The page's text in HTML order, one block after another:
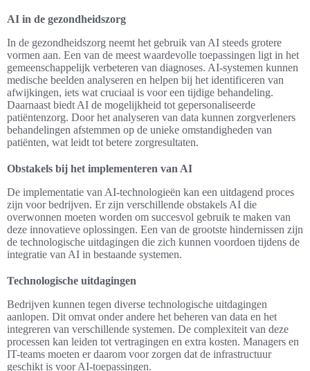
AI in de gezondheidszorg
In de gezondheidszorg neemt het gebruik van AI steeds grotere
vormen aan. Een van de meest waardevolle toepassingen ligt in het
gemeenschappelijk verbeteren van diagnoses. AI-systemen kunnen
medische beelden analyseren en helpen bij het identificeren van
afwijkingen, iets wat cruciaal is voor een tijdige behandeling.
Daarnaast biedt AI de mogelijkheid tot gepersonaliseerde
patiëntenzorg. Door het analyseren van data kunnen zorgverleners
behandelingen afstemmen op de unieke omstandigheden van
patiënten, wat leidt tot betere zorgresultaten.
Obstakels bij het implementeren van AI
De implementatie van AI-technologieën kan een uitdagend proces
zijn voor bedrijven. Er zijn verschillende obstakels AI die
overwonnen moeten worden om succesvol gebruik te maken van
deze innovatieve oplossingen. Een van de grootste hindernissen zijn
de technologische uitdagingen die zich kunnen voordoen tijdens de
integratie van AI in bestaande systemen.
Technologische uitdagingen
Bedrijven kunnen tegen diverse technologische uitdagingen
aanlopen. Dit omvat onder andere het beheren van data en het
integreren van verschillende systemen. De complexiteit van deze
processen kan leiden tot vertragingen en extra kosten. Managers en
IT-teams moeten er daarom voor zorgen dat de infrastructuur
geschikt is voor AI-toepassingen.